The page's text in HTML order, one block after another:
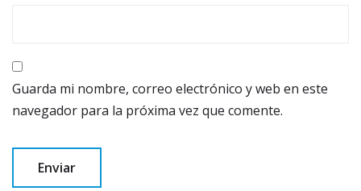
Guarda mi nombre, correo electrónico y web en este
navegador para la próxima vez que comente.